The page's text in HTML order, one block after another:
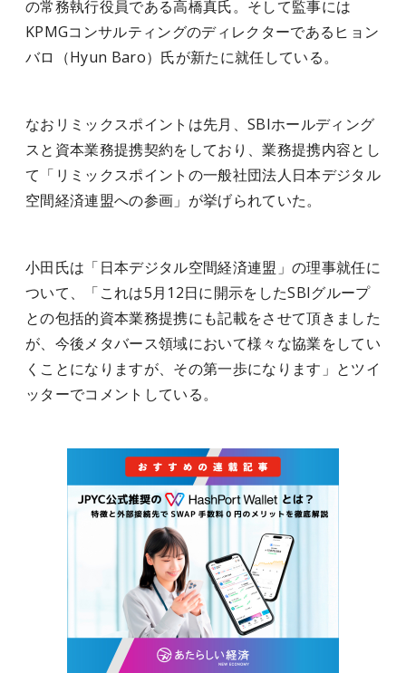
の常務執行役員である高橋真氏。そして監事には
KPMGコンサルティングのディレクターであるヒョン
バロ（Hyun Baro）氏が新たに就任している。
なおリミックスポイントは先月、SBIホールディング
スと資本業務提携契約をしており、業務提携内容とし
て「リミックスポイントの一般社団法人日本デジタル
空間経済連盟への参画」が挙げられていた。
小田氏は「日本デジタル空間経済連盟」の理事就任に
ついて、「これは5月12日に開示をしたSBIグループ
との包括的資本業務提携にも記載をさせて頂きました
が、今後メタバース領域において様々な協業をしてい
くことになりますが、その第一歩になります」とツイ
ッターでコメントしている。